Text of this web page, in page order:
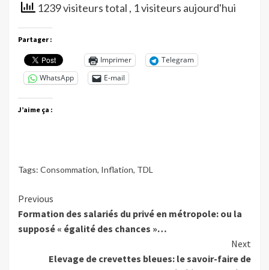
1239 visiteurs total , 1 visiteurs aujourd'hui
Partager :
Imprimer
Telegram
WhatsApp
E-mail
J’aime ça :
Tags: Consommation, Inflation, TDL
Continue
Reading
Previous
Formation des salariés du privé en métropole: ou la
supposé « égalité des chances »…
Next
Elevage de crevettes bleues: le savoir-faire de